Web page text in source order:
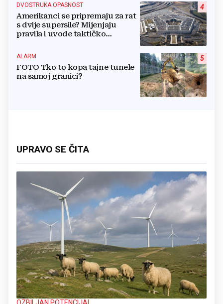
4
DVOSTRUKA OPASNOST
Amerikanci se pripremaju za rat
s dvije supersile? Mijenjaju
pravila i uvode taktičko
5
ALARM
FOTO Tko to kopa tajne tunele
na samoj granici?
UPRAVO SE ČITA